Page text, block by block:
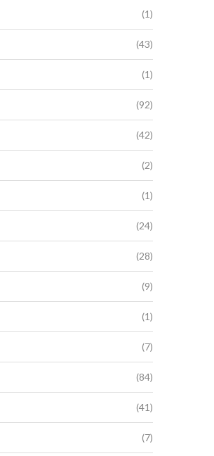
(1)
(43)
(1)
(92)
(42)
(2)
(1)
(24)
(28)
(9)
(1)
(7)
(84)
(41)
(7)